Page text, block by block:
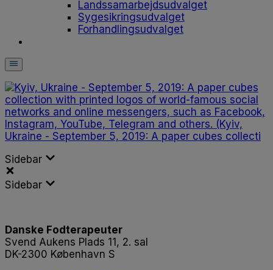
Landssamarbejdsudvalget
Sygesikringsudvalget
Forhandlingsudvalget
Sidebar
Sidebar
Danske Fodterapeuter
Svend Aukens Plads 11, 2. sal
DK-2300 København S